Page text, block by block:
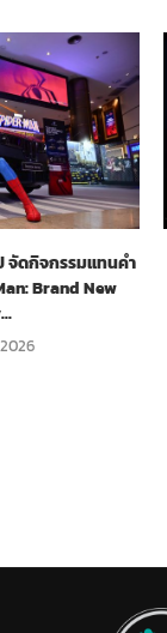
จัดกิจกรรมแทนคำ
Brand New